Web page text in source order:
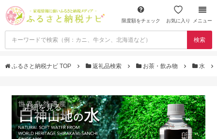
限度額をチェック お気に入り メニュー
検索
ふるさと納税ナビ TOP 返礼品検索 お茶・飲み物 水
詳細を見る